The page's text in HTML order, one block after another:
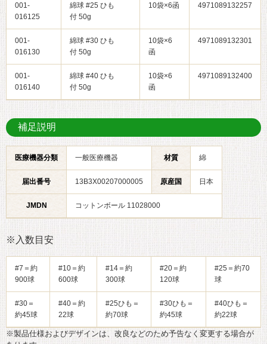
001-
016125
綿球 #25 ひも
付 50g
10袋×6函 4971089132257
001-
016130
綿球 #30 ひも
付 50g
10袋×6
函
4971089132301
001-
016140
綿球 #40 ひも
付 50g
10袋×6
函
4971089132400
補足説明
医療機器分類 一般医療機器 材質 綿
届出番号 13B3X00207000005 原産国 日本
JMDN コットンボール 11028000
※入数目安
#7＝約
900球
#10＝約
600球
#14＝約
300球
#20＝約
120球
#25＝約70
球
#30＝
約45球
#40＝約
22球
#25ひも＝
約70球
#30ひも＝
約45球
#40ひも＝
約22球
※製品仕様およびデザインは、改良などのため予告なく変更する場合が